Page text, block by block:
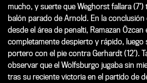
mucho, y suerte que Weghorst fallara
balón parado de Arnold. En la conclusión
desde el área de penalti, Ramazan Özcan
completamente despierto y rápido, luego
portero con el pie contra Gerhardt (12’).
observar que el Wolfsburgo jugaba sin
tras su reciente victoria en el partido de